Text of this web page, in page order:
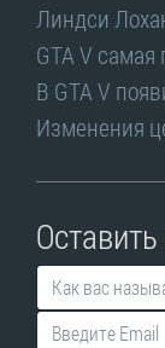
Линдси
GTA V
В GTA V
Изменения